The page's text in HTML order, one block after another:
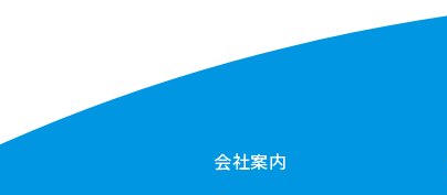
会社案内